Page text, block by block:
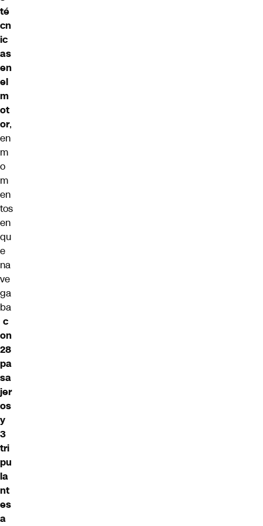
té
cn
ic
as
en
el
m
ot
or,
en
m
o
m
en
tos
en
qu
e
na
ve
ga
ba
c
on
28
pa
sa
jer
os
y
3
tri
pu
la
nt
es
a